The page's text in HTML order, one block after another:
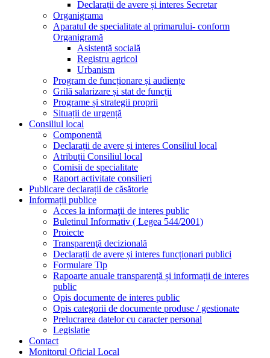
Declarații de avere și interes Secretar
Organigrama
Aparatul de specialitate al primarului- conform
Organigramă
Asistență socială
Registru agricol
Urbanism
Program de funcționare și audiențe
Grilă salarizare și stat de funcții
Programe și strategii proprii
Situații de urgență
Consiliul local
Componentă
Declarații de avere și interes Consiliul local
Atribuții Consiliul local
Comisii de specialitate
Raport activitate consilieri
Publicare declarații de căsătorie
Informații publice
Acces la informaţii de interes public
Buletinul Informativ ( Legea 544/2001)
Proiecte
Transparenţă decizională
Declarații de avere și interes funcționari publici
Formulare Tip
Rapoarte anuale transparență și informații de interes
public
Opis documente de interes public
Opis categorii de documente produse / gestionate
Prelucrarea datelor cu caracter personal
Legislatie
Contact
Monitorul Oficial Local